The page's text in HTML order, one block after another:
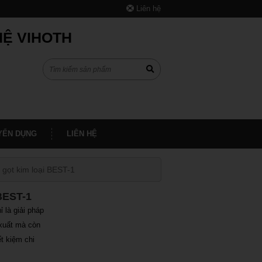
Liên hệ
VIHOTH
DỤNG LIÊN HỆ
kim loại BEST-1
1
là giải pháp
mà còn
kiệm chi